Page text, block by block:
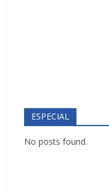
ESPECIAL
No posts found.